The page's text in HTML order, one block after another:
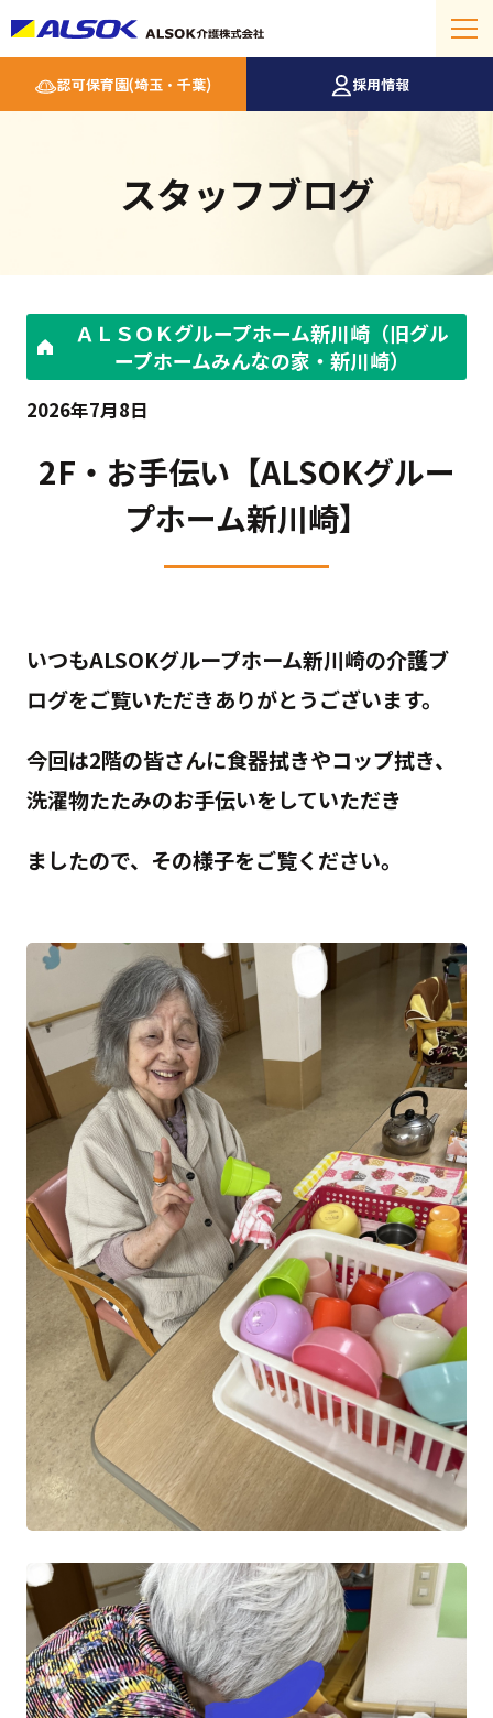
認可保育園(埼玉・千葉) 採用情報
スタッフブログ
ＡＬＳＯＫグループホーム新川崎（旧グル
ープホームみんなの家・新川崎）
2026年7月8日
2F・お手伝い【ALSOKグルー
プホーム新川崎】
いつもALSOKグループホーム新川崎の介護ブ
ログをご覧いただきありがとうございます。
今回は2階の皆さんに食器拭きやコップ拭き、
洗濯物たたみのお手伝いをしていただき
ましたので、その様子をご覧ください。